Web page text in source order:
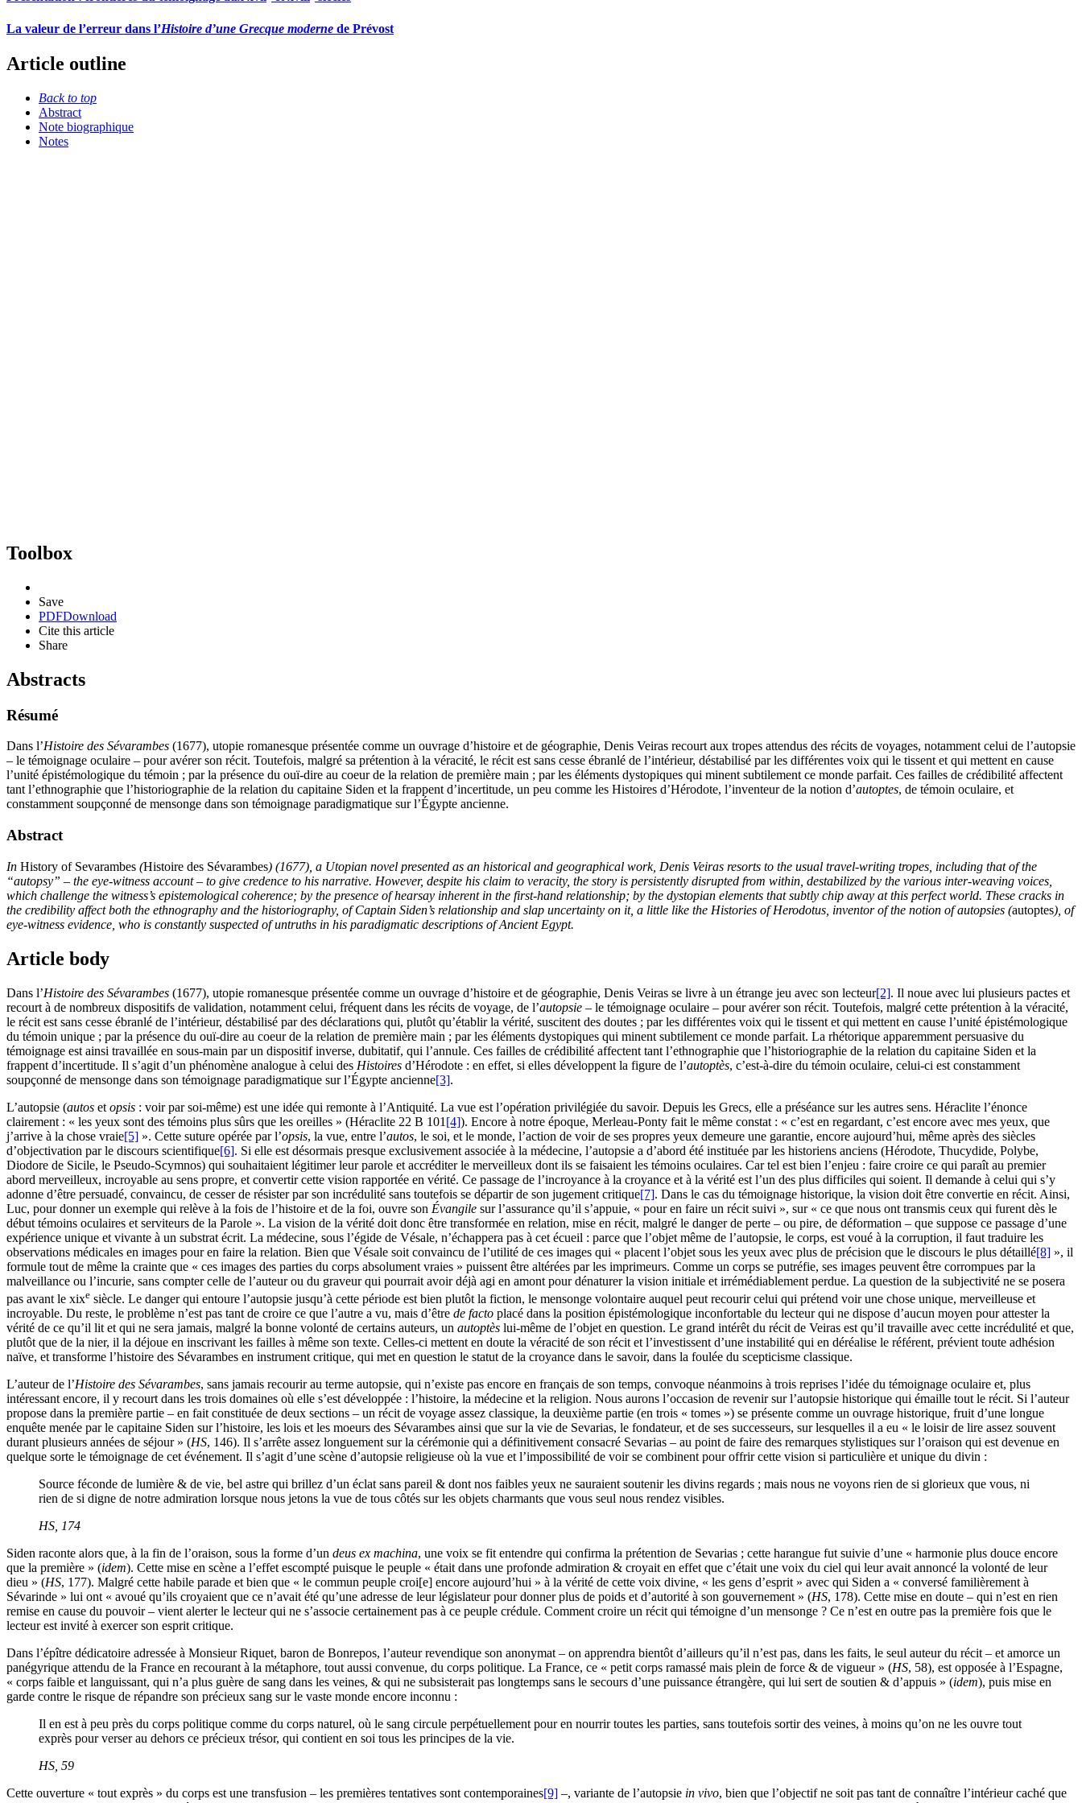
La valeur de l’erreur dans l’Histoire d’une Grecque moderne de Prévost
Article outline
Back to top
Abstract
Note biographique
Notes
Toolbox
Save
PDFDownload
Cite this article
Share
Abstracts
Résumé
Dans l’Histoire des Sévarambes (1677), utopie romanesque présentée comme un ouvrage d’histoire et de géographie, Denis Veiras recourt aux tropes attendus des récits de voyages, notamment celui de l’autopsie
– le témoignage oculaire – pour avérer son récit. Toutefois, malgré sa prétention à la véracité, le récit est sans cesse ébranlé de l’intérieur, déstabilisé par les différentes voix qui le tissent et qui mettent en cause
l’unité épistémologique du témoin ; par la présence du ouï-dire au coeur de la relation de première main ; par les éléments dystopiques qui minent subtilement ce monde parfait. Ces failles de crédibilité affectent
tant l’ethnographie que l’historiographie de la relation du capitaine Siden et la frappent d’incertitude, un peu comme les Histoires d’Hérodote, l’inventeur de la notion d’autoptes, de témoin oculaire, et
constamment soupçonné de mensonge dans son témoignage paradigmatique sur l’Égypte ancienne.
Abstract
In History of Sevarambes (Histoire des Sévarambes) (1677), a Utopian novel presented as an historical and geographical work, Denis Veiras resorts to the usual travel-writing tropes, including that of the
“autopsy” – the eye-witness account – to give credence to his narrative. However, despite his claim to veracity, the story is persistently disrupted from within, destabilized by the various inter-weaving voices,
which challenge the witness’s epistemological coherence; by the presence of hearsay inherent in the first-hand relationship; by the dystopian elements that subtly chip away at this perfect world. These cracks in
the credibility affect both the ethnography and the historiography, of Captain Siden’s relationship and slap uncertainty on it, a little like the Histories of Herodotus, inventor of the notion of autopsies (autoptes), of
eye-witness evidence, who is constantly suspected of untruths in his paradigmatic descriptions of Ancient Egypt.
Article body
Dans l’Histoire des Sévarambes (1677), utopie romanesque présentée comme un ouvrage d’histoire et de géographie, Denis Veiras se livre à un étrange jeu avec son lecteur[2]. Il noue avec lui plusieurs pactes et
recourt à de nombreux dispositifs de validation, notamment celui, fréquent dans les récits de voyage, de l’autopsie – le témoignage oculaire – pour avérer son récit. Toutefois, malgré cette prétention à la véracité,
le récit est sans cesse ébranlé de l’intérieur, déstabilisé par des déclarations qui, plutôt qu’établir la vérité, suscitent des doutes ; par les différentes voix qui le tissent et qui mettent en cause l’unité épistémologique
du témoin unique ; par la présence du ouï-dire au coeur de la relation de première main ; par les éléments dystopiques qui minent subtilement ce monde parfait. La rhétorique apparemment persuasive du
témoignage est ainsi travaillée en sous-main par un dispositif inverse, dubitatif, qui l’annule. Ces failles de crédibilité affectent tant l’ethnographie que l’historiographie de la relation du capitaine Siden et la
frappent d’incertitude. Il s’agit d’un phénomène analogue à celui des Histoires d’Hérodote : en effet, si elles développent la figure de l’autoptès, c’est-à-dire du témoin oculaire, celui-ci est constamment
soupçonné de mensonge dans son témoignage paradigmatique sur l’Égypte ancienne[3].
L’autopsie (autos et opsis : voir par soi-même) est une idée qui remonte à l’Antiquité. La vue est l’opération privilégiée du savoir. Depuis les Grecs, elle a préséance sur les autres sens. Héraclite l’énonce
clairement : « les yeux sont des témoins plus sûrs que les oreilles » (Héraclite 22 B 101 [4]). Encore à notre époque, Merleau-Ponty fait le même constat : « c’est en regardant, c’est encore avec mes yeux, que
j’arrive à la chose vraie[5] ». Cette suture opérée par l’opsis, la vue, entre l’autos, le soi, et le monde, l’action de voir de ses propres yeux demeure une garantie, encore aujourd’hui, même après des siècles
d’objectivation par le discours scientifique[6]. Si elle est désormais presque exclusivement associée à la médecine, l’autopsie a d’abord été instituée par les historiens anciens (Hérodote, Thucydide, Polybe,
Diodore de Sicile, le Pseudo-Scymnos) qui souhaitaient légitimer leur parole et accréditer le merveilleux dont ils se faisaient les témoins oculaires. Car tel est bien l’enjeu : faire croire ce qui paraît au premier
abord merveilleux, incroyable au sens propre, et convertir cette vision rapportée en vérité. Ce passage de l’incroyance à la croyance et à la vérité est l’un des plus difficiles qui soient. Il demande à celui qui s’y
adonne d’être persuadé, convaincu, de cesser de résister par son incrédulité sans toutefois se départir de son jugement critique[7]. Dans le cas du témoignage historique, la vision doit être convertie en récit. Ainsi,
Luc, pour donner un exemple qui relève à la fois de l’histoire et de la foi, ouvre son Évangile sur l’assurance qu’il s’appuie, « pour en faire un récit suivi », sur « ce que nous ont transmis ceux qui furent dès le
début témoins oculaires et serviteurs de la Parole ». La vision de la vérité doit donc être transformée en relation, mise en récit, malgré le danger de perte – ou pire, de déformation – que suppose ce passage d’une
expérience unique et vivante à un substrat écrit. La médecine, sous l’égide de Vésale, n’échappera pas à cet écueil : parce que l’objet même de l’autopsie, le corps, est voué à la corruption, il faut traduire les
observations médicales en images pour en faire la relation. Bien que Vésale soit convaincu de l’utilité de ces images qui « placent l’objet sous les yeux avec plus de précision que le discours le plus détaillé[8] », il
formule tout de même la crainte que « ces images des parties du corps absolument vraies » puissent être altérées par les imprimeurs. Comme un corps se putréfie, ses images peuvent être corrompues par la
malveillance ou l’incurie, sans compter celle de l’auteur ou du graveur qui pourrait avoir déjà agi en amont pour dénaturer la vision initiale et irrémédiablement perdue. La question de la subjectivité ne se posera
pas avant le xixe siècle. Le danger qui entoure l’autopsie jusqu’à cette période est bien plutôt la fiction, le mensonge volontaire auquel peut recourir celui qui prétend voir une chose unique, merveilleuse et
incroyable. Du reste, le problème n’est pas tant de croire ce que l’autre a vu, mais d’être de facto placé dans la position épistémologique inconfortable du lecteur qui ne dispose d’aucun moyen pour attester la
vérité de ce qu’il lit et qui ne sera jamais, malgré la bonne volonté de certains auteurs, un autoptès lui-même de l’objet en question. Le grand intérêt du récit de Veiras est qu’il travaille avec cette incrédulité et que,
plutôt que de la nier, il la déjoue en inscrivant les failles à même son texte. Celles-ci mettent en doute la véracité de son récit et l’investissent d’une instabilité qui en déréalise le référent, prévient toute adhésion
naïve, et transforme l’histoire des Sévarambes en instrument critique, qui met en question le statut de la croyance dans le savoir, dans la foulée du scepticisme classique.
L’auteur de l’Histoire des Sévarambes, sans jamais recourir au terme autopsie, qui n’existe pas encore en français de son temps, convoque néanmoins à trois reprises l’idée du témoignage oculaire et, plus
intéressant encore, il y recourt dans les trois domaines où elle s’est développée : l’histoire, la médecine et la religion. Nous aurons l’occasion de revenir sur l’autopsie historique qui émaille tout le récit. Si l’auteur
propose dans la première partie – en fait constituée de deux sections – un récit de voyage assez classique, la deuxième partie (en trois « tomes ») se présente comme un ouvrage historique, fruit d’une longue
enquête menée par le capitaine Siden sur l’histoire, les lois et les moeurs des Sévarambes ainsi que sur la vie de Sevarias, le fondateur, et de ses successeurs, sur lesquelles il a eu « le loisir de lire assez souvent
durant plusieurs années de séjour » (HS, 146). Il s’arrête assez longuement sur la cérémonie qui a définitivement consacré Sevarias – au point de faire des remarques stylistiques sur l’oraison qui est devenue en
quelque sorte le témoignage de cet événement. Il s’agit d’une scène d’autopsie religieuse où la vue et l’impossibilité de voir se combinent pour offrir cette vision si particulière et unique du divin :
Source féconde de lumière & de vie, bel astre qui brillez d’un éclat sans pareil & dont nos faibles yeux ne sauraient soutenir les divins regards ; mais nous ne voyons rien de si glorieux que vous, ni
rien de si digne de notre admiration lorsque nous jetons la vue de tous côtés sur les objets charmants que vous seul nous rendez visibles.
HS , 174
Siden raconte alors que, à la fin de l’oraison, sous la forme d’un deus ex machina, une voix se fit entendre qui confirma la prétention de Sevarias ; cette harangue fut suivie d’une « harmonie plus douce encore
que la première » (idem). Cette mise en scène a l’effet escompté puisque le peuple « était dans une profonde admiration & croyait en effet que c’était une voix du ciel qui leur avait annoncé la volonté de leur
dieu » (HS, 177). Malgré cette habile parade et bien que « le commun peuple croi[e] encore aujourd’hui » à la vérité de cette voix divine, « les gens d’esprit » avec qui Siden a « conversé familièrement à
Sévarinde » lui ont « avoué qu’ils croyaient que ce n’avait été qu’une adresse de leur législateur pour donner plus de poids et d’autorité à son gouvernement » (HS, 178). Cette mise en doute – qui n’est en rien
remise en cause du pouvoir – vient alerter le lecteur qui ne s’associe certainement pas à ce peuple crédule. Comment croire un récit qui témoigne d’un mensonge ? Ce n’est en outre pas la première fois que le
lecteur est invité à exercer son esprit critique.
Dans l’épître dédicatoire adressée à Monsieur Riquet, baron de Bonrepos, l’auteur revendique son anonymat – on apprendra bientôt d’ailleurs qu’il n’est pas, dans les faits, le seul auteur du récit – et amorce un
panégyrique attendu de la France en recourant à la métaphore, tout aussi convenue, du corps politique. La France, ce « petit corps ramassé mais plein de force & de vigueur » (HS, 58), est opposée à l’Espagne,
« corps faible et languissant, qui n’a plus guère de sang dans les veines, & qui ne subsisterait pas longtemps sans le secours d’une puissance étrangère, qui lui sert de soutien & d’appuis » (idem), puis mise en
garde contre le risque de répandre son précieux sang sur le vaste monde encore inconnu :
Il en est à peu près du corps politique comme du corps naturel, où le sang circule perpétuellement pour en nourrir toutes les parties, sans toutefois sortir des veines, à moins qu’on ne les ouvre tout
exprès pour verser au dehors ce précieux trésor, qui contient en soi tous les principes de la vie.
HS , 59
Cette ouverture « tout exprès » du corps est une transfusion – les premières tentatives sont contemporaines[9] –, variante de l’autopsie in vivo, bien que l’objectif ne soit pas tant de connaître l’intérieur caché que